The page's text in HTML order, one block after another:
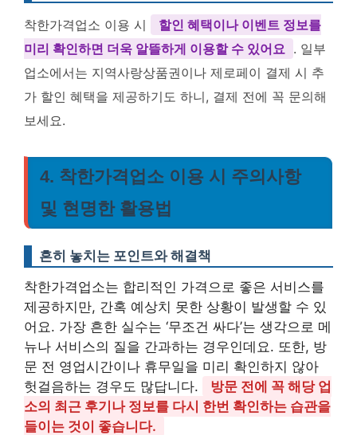
착한가격업소 이용 시
할인 혜택이나 이벤트 정보를
미리 확인하면 더욱 알뜰하게 이용할 수 있어요 . 일부
업소에서는 지역사랑상품권이나 제로페이 결제 시 추
가 할인 혜택을 제공하기도 하니, 결제 전에 꼭 문의해
보세요.
4. 착한가격업소 이용 시 주의사항
및 현명한 활용법
흔히 놓치는 포인트와 해결책
착한가격업소는 합리적인 가격으로 좋은 서비스를
제공하지만, 간혹 예상치 못한 상황이 발생할 수 있
어요. 가장 흔한 실수는 ‘무조건 싸다’는 생각으로 메
뉴나 서비스의 질을 간과하는 경우인데요. 또한, 방
문 전 영업시간이나 휴무일을 미리 확인하지 않아
헛걸음하는 경우도 많답니다.
방문 전에 꼭 해당 업
소의 최근 후기나 정보를 다시 한번 확인하는 습관을
들이는 것이 좋습니다.